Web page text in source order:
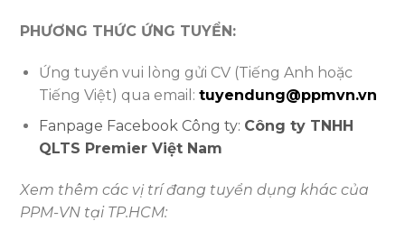
PHƯƠNG THỨC ỨNG TUYỂN:
Ứng tuyển vui lòng gửi CV (Tiếng Anh hoặc
Tiếng Việt) qua email:tuyendung@ppmvn.vn
Fanpage Facebook Công ty: Công ty TNHH
QLTS Premier Việt Nam
Xem thêm các vị trí đang tuyển dụng khác của
PPM-VN tại TP.HCM: